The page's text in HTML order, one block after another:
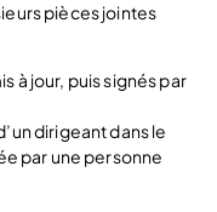
pièces jointes
à jour, puis signés par
dirigeant dans le
par une personne